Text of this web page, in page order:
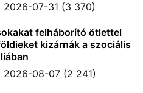
2026-07-31 (3 370)
felháborító ötlettel
kizárnák a szociális
2026-08-07 (2 241)